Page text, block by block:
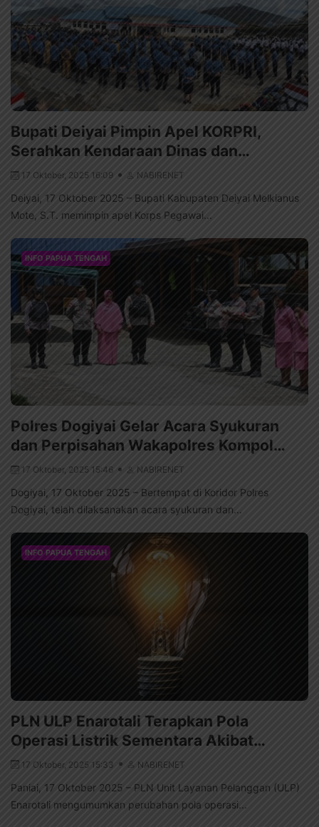
Bupati Deiyai Pimpin Apel KORPRI,
Serahkan Kendaraan Dinas dan…
17 Oktober, 2025 16:09 NABIRENET
Deiyai, 17 Oktober 2025 – Bupati Kabupaten Deiyai Melkianus
Mote, S.T. memimpin apel Korps Pegawai...
INFO PAPUA TENGAH
Polres Dogiyai Gelar Acara Syukuran
dan Perpisahan Wakapolres Kompol…
17 Oktober, 2025 15:46 NABIRENET
Dogiyai, 17 Oktober 2025 – Bertempat di Koridor Polres
Dogiyai, telah dilaksanakan acara syukuran dan...
INFO PAPUA TENGAH
PLN ULP Enarotali Terapkan Pola
Operasi Listrik Sementara Akibat…
17 Oktober, 2025 15:33 NABIRENET
Paniai, 17 Oktober 2025 – PLN Unit Layanan Pelanggan (ULP)
Enarotali mengumumkan perubahan pola operasi...